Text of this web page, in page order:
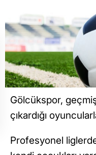
Gölcükspor,
çıkardığı
Profesyonel